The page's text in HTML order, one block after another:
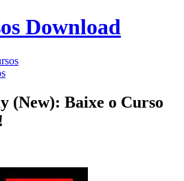
Download
(New): Baixe o Curso